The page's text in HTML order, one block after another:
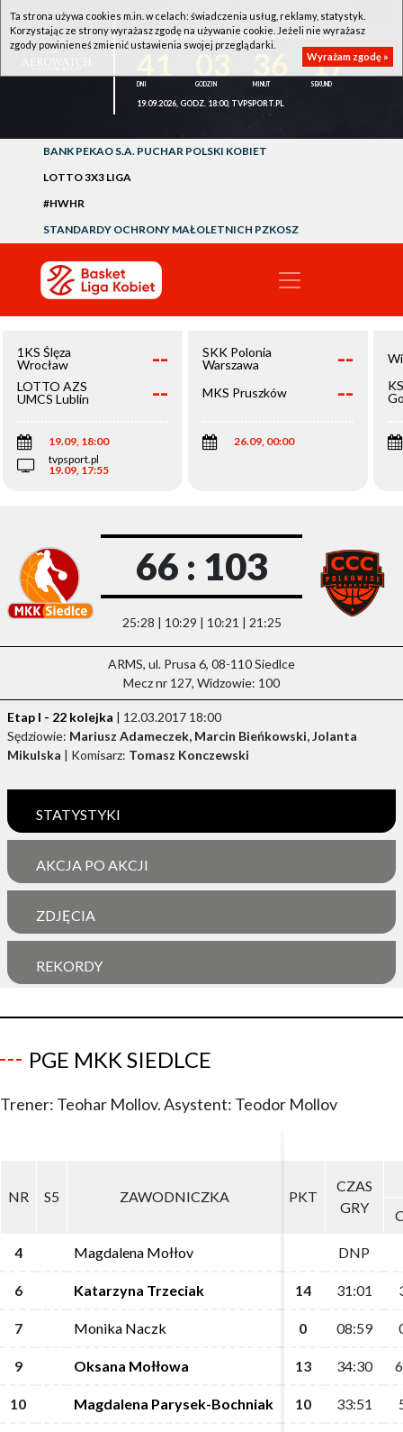
1KS ŚLĘZA WROCŁAW - LOTTO AZS UMCS LUBLIN
16
19.09.2026, GODZ. 18:00, TVPSPORT.PL
BANK PEKAO S.A. PUCHAR POLSKI KOBIET
LOTTO 3X3 LIGA
#HWHR
STANDARDY OCHRONY MAŁOLETNICH PZKOSZ
1KS Ślęza
Wrocław
--
LOTTO AZS
UMCS Lublin
--
19.09, 18:00
tvpsport.pl
19.09, 17:55
SKK Polonia
Warszawa
--
MKS Pruszków --
26.09, 00:00
66 : 103
25:28 | 10:29 | 10:21 | 21:25
ARMS, ul. Prusa 6, 08-110 Siedlce
Mecz nr 127, Widzowie: 100
Etap I - 22 kolejka | 12.03.2017 18:00
Sędziowie: Mariusz Adameczek, Marcin Bieńkowski, Jolanta
Mikulska | Komisarz: Tomasz Konczewski
STATYSTYKI
AKCJA PO AKCJI
ZDJĘCIA
REKORDY
PGE MKK SIEDLCE
Trener: Teohar Mollov. Asystent: Teodor Mollov
NR S5 ZAWODNICZKA PKT
CZAS
GRY
4 Magdalena Mołłov DNP
6 Katarzyna Trzeciak 14 31:01
7 Monika Naczk 0 08:59
9 Oksana Mołłowa 13 34:30
10 Magdalena Parysek-Bochniak 10 33:51
NR S5 ZAWODNICZKA PKT
CZAS
GRY
4 Magdalena Mołłov DNP
6 Katarzyna Trzeciak 14 31:01
7 Monika Naczk 0 08:59
9 Oksana Mołłowa 13 34:30
10 Magdalena Parysek-Bochniak 10 33:51
Ta strona używa cookies m.in. w celach: świadczenia usług, reklamy, statystyk.
Korzystając ze strony wyrażasz zgodę na używanie cookie. Jeżeli nie wyrażasz
zgody powinieneś zmienić ustawienia swojej przeglądarki.
Wyrażam zgodę »